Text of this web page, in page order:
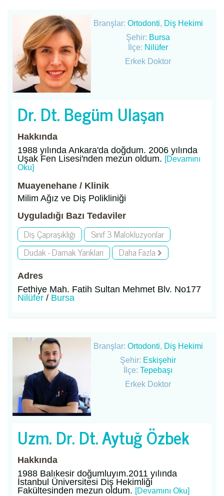
Branşlar: Ortodonti, Diş Hekimi
Şehir: Bursa
İlçe: Nilüfer
Erkek Doktor
Dr. Dt. Begüm Ulaşan
Hakkında
1988 yılında Ankara'da doğdum. 2006 yılında
Uşak Fen Lisesi'nden mezun oldum. [Devamını
Oku]
Muayenehane / Klinik
Milim Ağız ve Diş Polikliniği
Uyguladığı Bazı Tedaviler
Diş Çapraşıklığı
Sınıf 3 Malokluzyonlar
Dudak - Damak Yarıkları
Daha Fazla
Adres
Fethiye Mah. Fatih Sultan Mehmet Blv. No177
Nilüfer / Bursa
Branşlar: Ortodonti, Diş Hekimi
Şehir: Eskişehir
İlçe:Tepebaşı
Erkek Doktor
Uzm. Dr. Dt. Aytuğ Özbek
Hakkında
1988 Balıkesir doğumluyım.2011 yılında
İstanbul Üniversitesi Diş Hekimliği
Fakültesinden mezun oldum. [Devamını Oku]